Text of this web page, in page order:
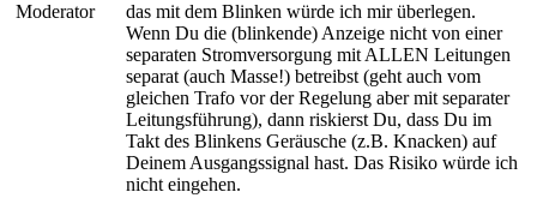
Moderator
das mit dem Blinken würde ich mir überlegen.
Wenn Du die (blinkende) Anzeige nicht von einer
separaten Stromversorgung mit ALLEN Leitungen
separat (auch Masse!) betreibst (geht auch vom
gleichen Trafo vor der Regelung aber mit separater
Leitungsführung), dann riskierst Du, dass Du im
Takt des Blinkens Geräusche (z.B. Knacken) auf
Deinem Ausgangssignal hast. Das Risiko würde ich
nicht eingehen.